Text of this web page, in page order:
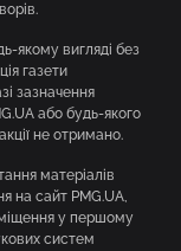
якому вигляді без
газети
зазначення
або будь-якого
не отримано.
матеріалів
на сайт PMG.UA,
у першому
систем